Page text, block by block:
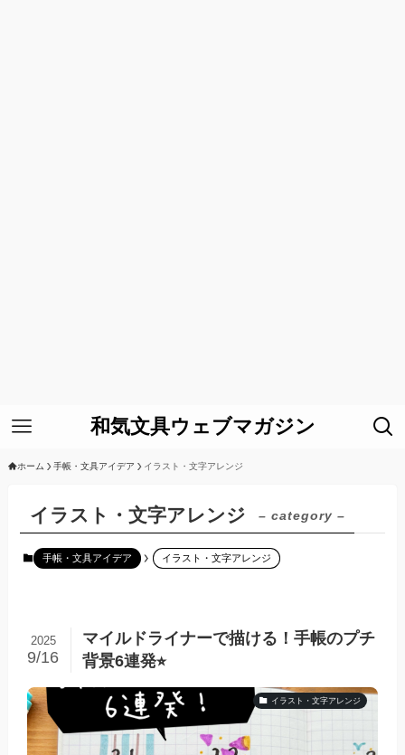
和気文具ウェブマガジン
ホーム 手帳・文具アイデア イラスト・文字アレンジ
イラスト・文字アレンジ – category –
手帳・文具アイデア イラスト・文字アレンジ
マイルドライナーで描ける！手帳のプチ
背景6連発⭐︎
2025
9/16
イラスト・文字アレンジ